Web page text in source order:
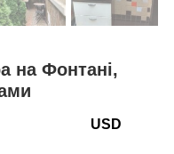
на Фонтані,